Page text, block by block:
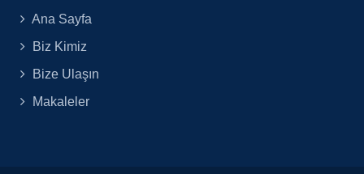
Ana Sayfa
Biz Kimiz
Bize Ulaşın
Makaleler